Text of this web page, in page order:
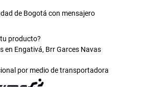
de Bogotá con mensajero
producto?
en Engativá, Brr Garces Navas
por medio de transportadora